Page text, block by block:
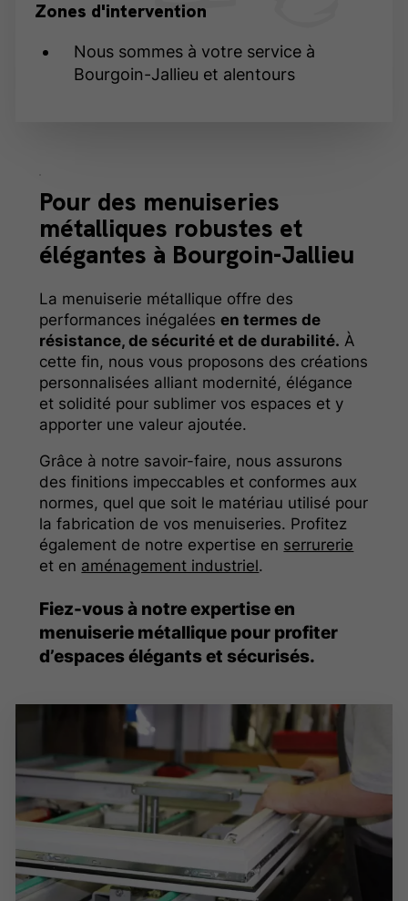
Zones d'intervention
Nous sommes à votre service à
Bourgoin-Jallieu et alentours
Pour des menuiseries
métalliques robustes et
élégantes à Bourgoin-Jallieu
La menuiserie métallique offre des
performances inégaléesen termes de
résistance, de sécurité et de durabilité. À
cette fin, nous vous proposons des créations
personnalisées alliant modernité, élégance
et solidité pour sublimer vos espaces et y
apporter une valeur ajoutée.
Grâce à notre savoir-faire, nous assurons
des finitions impeccables et conformes aux
normes, quel que soit le matériau utilisé pour
la fabrication de vos menuiseries. Profitez
également de notre expertise en serrurerie
et en aménagement industriel.
Fiez-vous à notre expertise en
menuiserie métallique pour profiter
d’espaces élégants et sécurisés.